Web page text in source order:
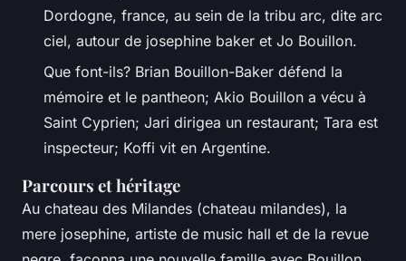
Dordogne, france, au sein de la tribu arc, dite arc
ciel, autour de josephine baker et Jo Bouillon.
Que font-ils? Brian Bouillon-Baker défend la
mémoire et le pantheon; Akio Bouillon a vécu à
Saint Cyprien; Jari dirigea un restaurant; Tara est
inspecteur; Koffi vit en Argentine.
Parcours et héritage
Au chateau des Milandes (chateau milandes), la
mere josephine, artiste de music hall et de la revue